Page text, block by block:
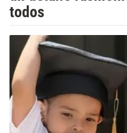
todos